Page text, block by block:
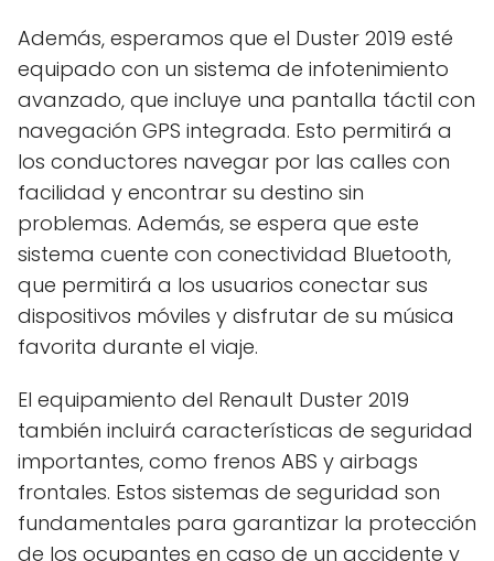
Además, esperamos que el Duster 2019 esté
equipado con un sistema de infotenimiento
avanzado, que incluye una pantalla táctil con
navegación GPS integrada. Esto permitirá a
los conductores navegar por las calles con
facilidad y encontrar su destino sin
problemas. Además, se espera que este
sistema cuente con conectividad Bluetooth,
que permitirá a los usuarios conectar sus
dispositivos móviles y disfrutar de su música
favorita durante el viaje.
El equipamiento del Renault Duster 2019
también incluirá características de seguridad
importantes, como frenos ABS y airbags
frontales. Estos sistemas de seguridad son
fundamentales para garantizar la protección
de los ocupantes en caso de un accidente y